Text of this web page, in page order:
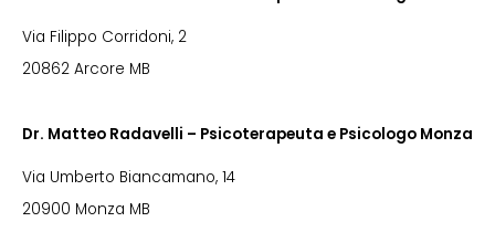
Via Filippo Corridoni, 2
20862 Arcore MB
Dr. Matteo Radavelli – Psicoterapeuta e Psicologo Monza
Via Umberto Biancamano, 14
20900 Monza MB